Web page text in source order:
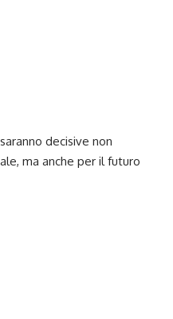
decisive non
ma anche per il futuro